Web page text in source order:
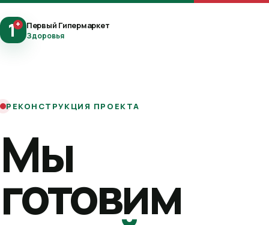
1+ Первый Гипермаркет
Здоровья
РЕКОНСТРУКЦИЯ ПРОЕКТА
Мы
готовим